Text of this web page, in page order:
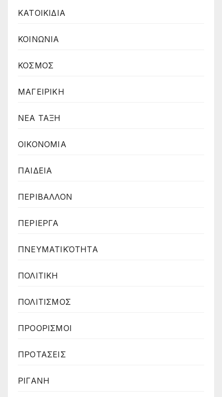
ΚΑΤΟΙΚΙΔΙΑ
ΚΟΙΝΩΝΙΑ
ΚΟΣΜΟΣ
ΜΑΓΕΙΡΙΚΗ
ΝΕΑ ΤΑΞΗ
ΟΙΚΟΝΟΜΙΑ
ΠΑΙΔΕΙΑ
ΠΕΡΙΒΑΛΛΟΝ
ΠΕΡΙΕΡΓΑ
ΠΝΕΥΜΑΤΙΚΌΤΗΤΑ
ΠΟΛΙΤΙΚΗ
ΠΟΛΙΤΙΣΜΟΣ
ΠΡΟΟΡΙΣΜΟΙ
ΠΡΟΤΑΣΕΙΣ
ΡΙΓΑΝΗ